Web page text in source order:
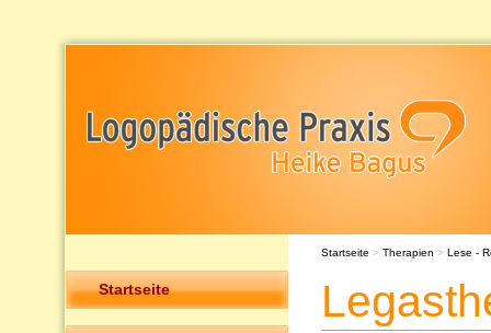
Startseite
Startseite > Therapien > Lese -